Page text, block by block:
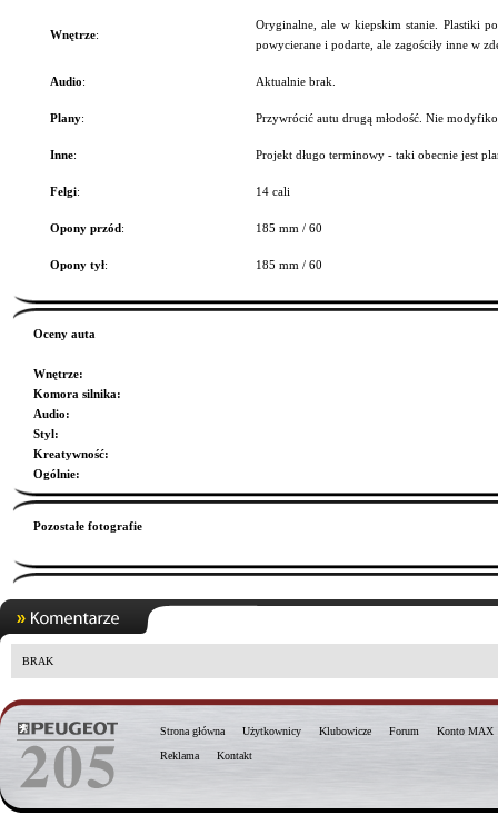
Wnętrze:
Oryginalne, ale w kiepskim stanie. Plastiki
powycierane i podarte, ale zagościły inne w
Audio: Aktualnie brak.
Plany: Przywrócić autu drugą młodość. Nie
Inne: Projekt długo terminowy - taki obecnie jest
Felgi: 14 cali
Opony przód: 185 mm / 60
Opony tył: 185 mm / 60
Oceny auta
Wnętrze:
Komora silnika:
Audio:
Styl:
Kreatywność:
Ogólnie:
Pozostałe fotografie
BRAK
Strona główna Użytkownicy Klubowicze Forum
Konto MAX
Reklama
Kontakt